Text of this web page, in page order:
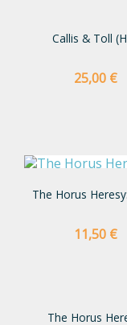
Callis & Toll
Preço
25,00 €
The Horus
Preço
11,50 €
The Horus